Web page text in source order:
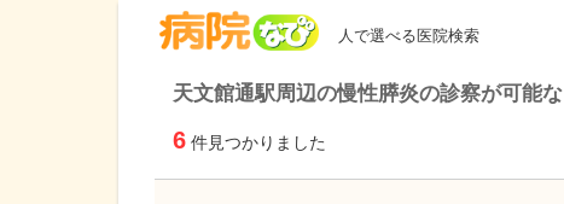
人で選べる医院検索
天文館通駅周辺の慢性膵炎の診察が可能な
6 件見つかりました